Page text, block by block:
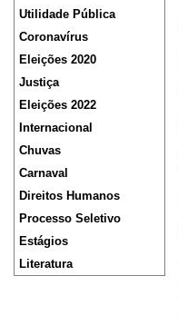
Utilidade Pública
Coronavírus
Eleições 2020
Justiça
Eleições 2022
Internacional
Chuvas
Carnaval
Direitos Humanos
Processo Seletivo
Estágios
Literatura